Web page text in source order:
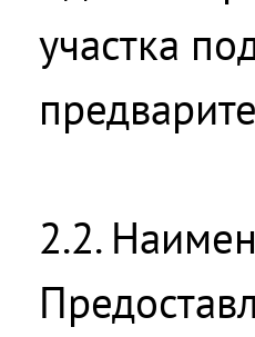
участка
2.2.